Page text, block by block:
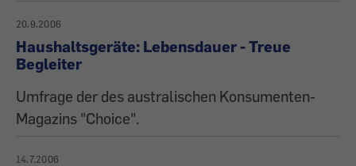
20.9.2006
Haushaltsgeräte: Lebensdauer - Treue
Begleiter
Umfrage der des australischen Konsumenten-
Magazins "Choice".
14.7.2006